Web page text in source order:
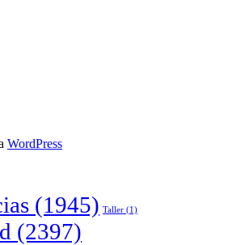
WordPress
(1945) Taller (1)
(2397)